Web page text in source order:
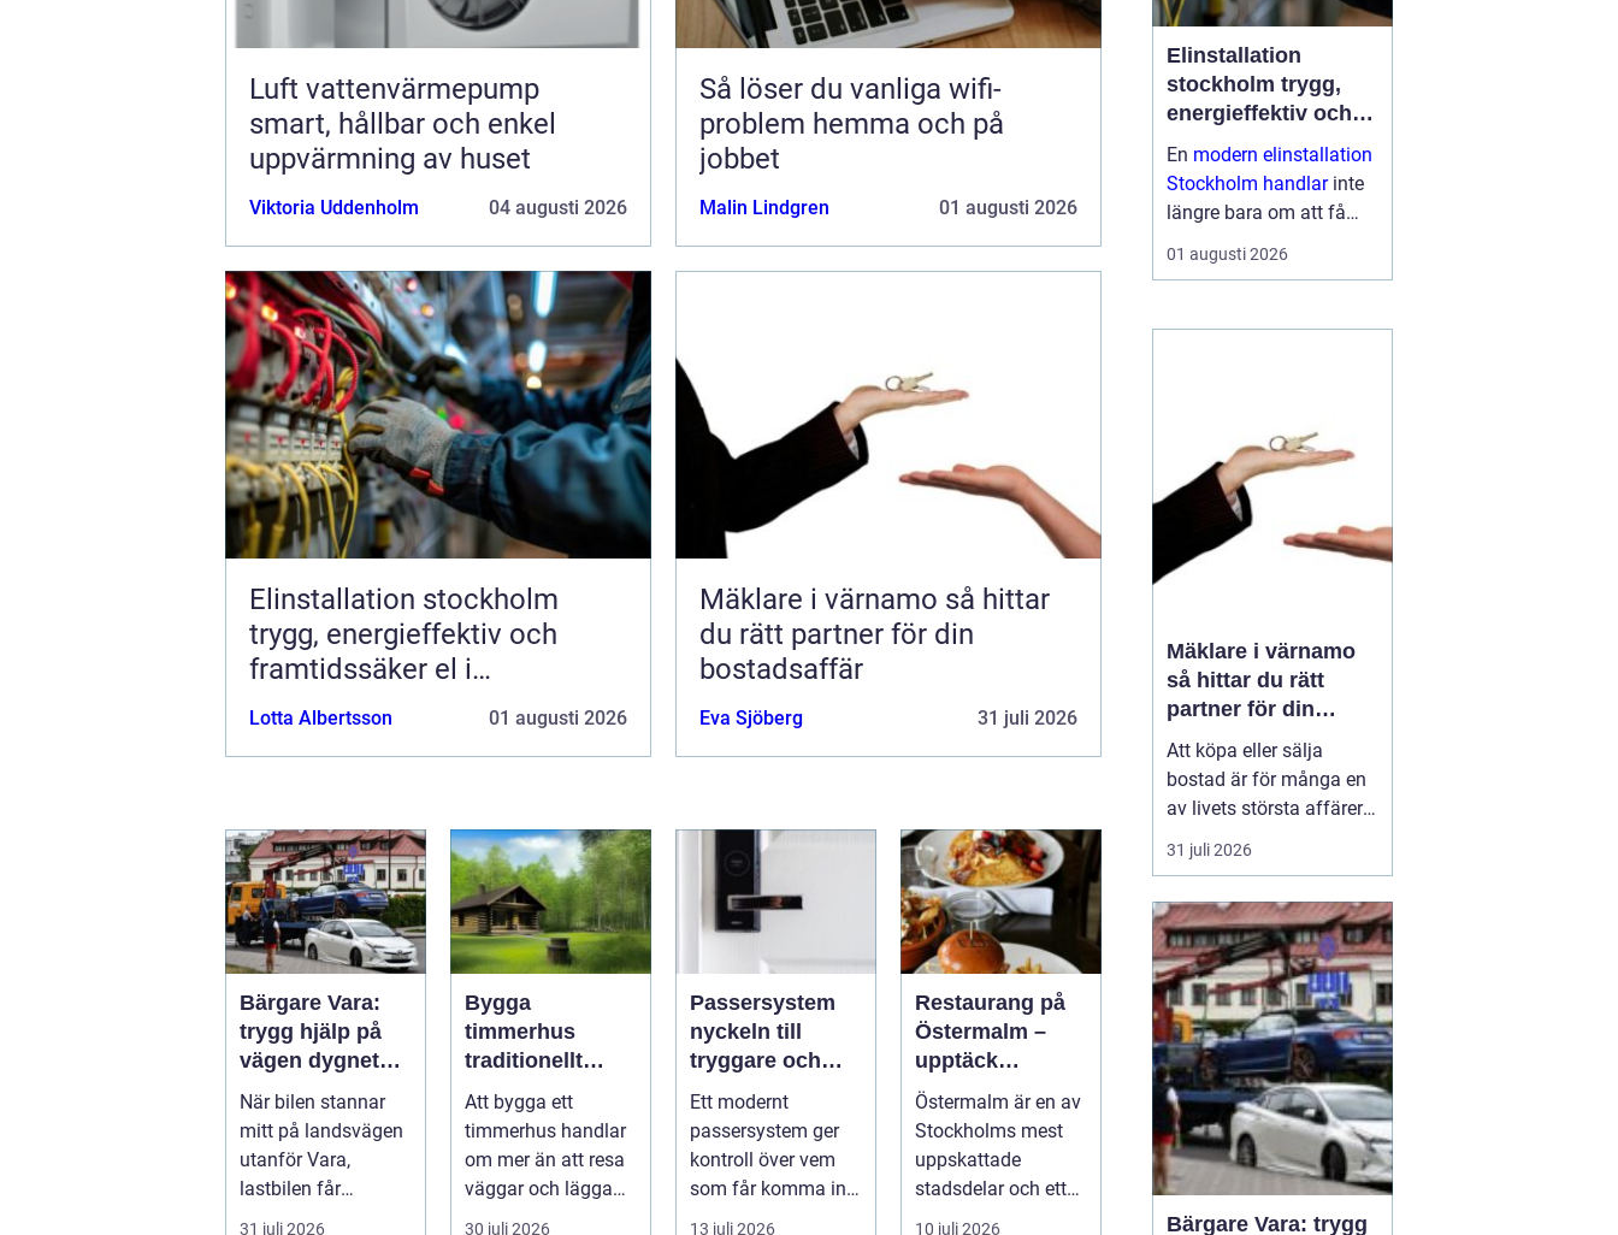
Luft vattenvärmepump
smart, hållbar och enkel
uppvärmning av huset
Viktoria Uddenholm 04 augusti 2026
Så löser du vanliga wifi-
problem hemma och på
jobbet
Malin Lindgren 01 augusti 2026
Elinstallation stockholm
trygg, energieffektiv och
framtidssäker el i
företagslokaler
Lotta Albertsson 01 augusti 2026
Mäklare i värnamo så hittar
du rätt partner för din
bostadsaffär
Eva Sjöberg 31 juli 2026
Bärgare Vara:
trygg hjälp på
vägen dygnet
runt
När bilen stannar
mitt på landsvägen
utanför Vara,
lastbilen får
punkteri...
31 juli 2026
Bygga
timmerhus
traditionellt
hantverk för
moderna behov
Att bygga ett
timmerhus handlar
om mer än att resa
väggar och lägga
ett tak. Ett
30 juli 2026
Passersystem
nyckeln till
tryggare och
smidigare
Ett modernt
passersystem ger
kontroll över vem
som får komma in i
en byggnad, när de
13 juli 2026
Restaurang på
Östermalm –
upptäck
matupplevelser i
en av
Stockholms
mest attraktiva
Östermalm är en av
Stockholms mest
uppskattade
stadsdelar och ett
självklart val f&ou...
10 juli 2026
Elinstallation
stockholm trygg,
energieffektiv och
framtidssäker el i
företagslokaler
En modern elinstallation
Stockholm handlarinte
längre bara om att få
belysning och uttag på
rätt plats. För företag i
elen en central del av
01 augusti 2026
Mäklare i värnamo
så hittar du rätt
partner för din
bostadsaffär
Att köpa eller sälja
bostad är för många en
av livets största affärer.
Valet
Värnamo påverkar
stressig processen
upplevs. I en marknad
som rör sig snabbt, med
allt från...
31 juli 2026
Bärgare Vara: trygg